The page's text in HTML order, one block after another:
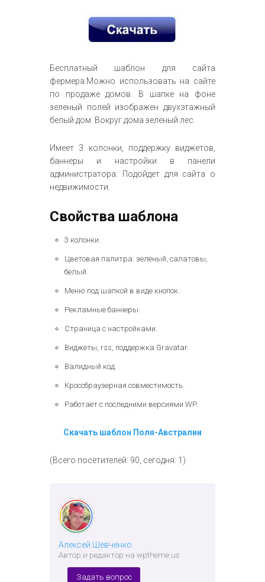
Бесплатный шаблон для сайта
фермера.Можно использовать на сайте
по продаже домов. В шапке на фоне
зеленый полей изображен двухэтажный
белый дом. Вокруг дома зеленый лес.
Имеет 3 колонки, поддержку виджетов,
баннеры и настройки в панели
администратора. Подойдет для сайта о
недвижимости.
Свойства шаблона
3 колонки.
Цветовая палитра: зеленый, салатовы,
белый.
Меню под шапкой в виде кнопок.
Рекламные баннеры.
Страница с настройками.
Виджеты, rss, поддержка Gravatar.
Валидный код.
Кроссбраузерная совместимость.
Работает с последними версиями WP.
Скачать шаблон Поля-Австралии
(Всего посетителей: 90, сегодня: 1)
Алексей Шевченко
Автор и редактор на wptheme.us
Задать вопрос